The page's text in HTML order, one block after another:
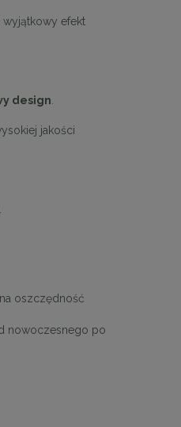
wyjątkowy efekt
design
jakości
oszczędność
nowoczesnego po